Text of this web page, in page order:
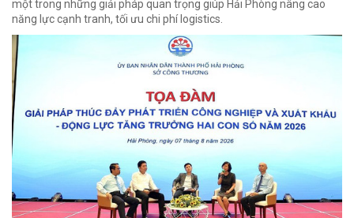
một trong những giải pháp quan trọng giúp Hải Phòng nâng cao
năng lực cạnh tranh, tối ưu chi phí logistics.